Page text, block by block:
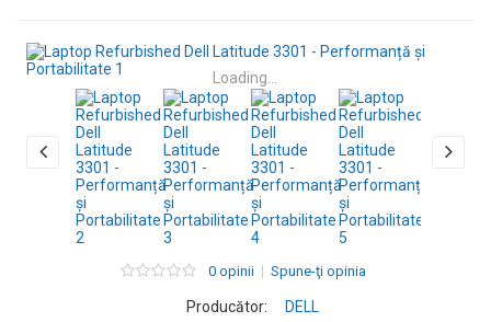
Loading...
0 opinii Spune-ţi opinia
Producător:
DELL